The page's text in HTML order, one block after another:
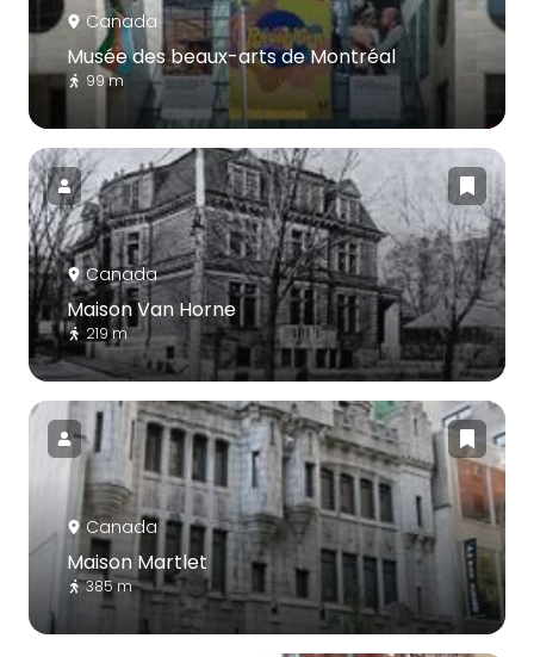
Canada
Musée des beaux-arts de Montréal
99 m
Canada
Maison Van Horne
219 m
Canada
Maison Martlet
385 m